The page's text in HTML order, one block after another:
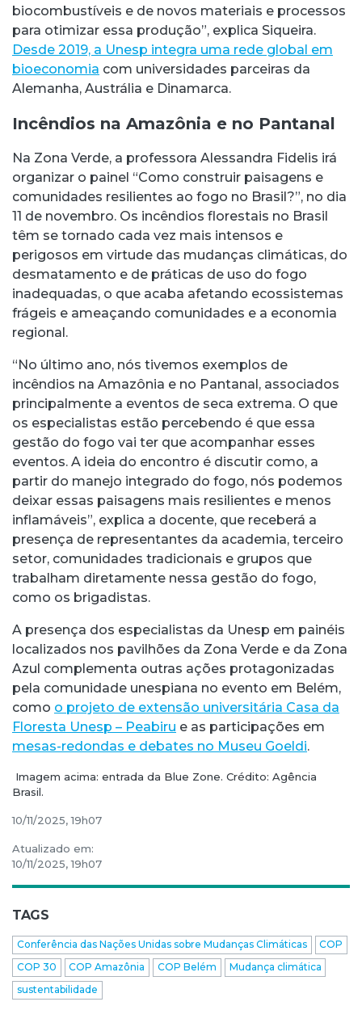
biocombustíveis e de novos materiais e processos
para otimizar essa produção”, explica Siqueira.
Desde 2019, a Unesp integra uma rede global em
bioeconomia com universidades parceiras da
Alemanha, Austrália e Dinamarca.
Incêndios na Amazônia e no Pantanal
Na Zona Verde, a professora Alessandra Fidelis irá
organizar o painel “Como construir paisagens e
comunidades resilientes ao fogo no Brasil?”, no dia
11 de novembro. Os incêndios florestais no Brasil
têm se tornado cada vez mais intensos e
perigosos em virtude das mudanças climáticas, do
desmatamento e de práticas de uso do fogo
inadequadas, o que acaba afetando ecossistemas
frágeis e ameaçando comunidades e a economia
regional.
“No último ano, nós tivemos exemplos de
incêndios na Amazônia e no Pantanal, associados
principalmente a eventos de seca extrema. O que
os especialistas estão percebendo é que essa
gestão do fogo vai ter que acompanhar esses
eventos. A ideia do encontro é discutir como, a
partir do manejo integrado do fogo, nós podemos
deixar essas paisagens mais resilientes e menos
inflamáveis”, explica a docente, que receberá a
presença de representantes da academia, terceiro
setor, comunidades tradicionais e grupos que
trabalham diretamente nessa gestão do fogo,
como os brigadistas.
A presença dos especialistas da Unesp em painéis
localizados nos pavilhões da Zona Verde e da Zona
Azul complementa outras ações protagonizadas
pela comunidade unespiana no evento em Belém,
como o projeto de extensão universitária Casa da
Floresta Unesp – Peabiru e as participações em
mesas-redondas e debates no Museu Goeldi.
Imagem acima: entrada da Blue Zone. Crédito: Agência
Brasil.
10/11/2025, 19h07
Atualizado em:
10/11/2025, 19h07
TAGS
Conferência das Nações Unidas sobre Mudanças Climáticas
COP
COP 30
COP Amazônia COP Belém
Mudança climática
sustentabilidade